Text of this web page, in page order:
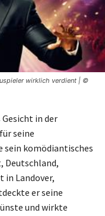
wirklich verdient | ©
in der
seine
sein komödiantisches
Deutschland,
in Landover,
er seine
und wirkte